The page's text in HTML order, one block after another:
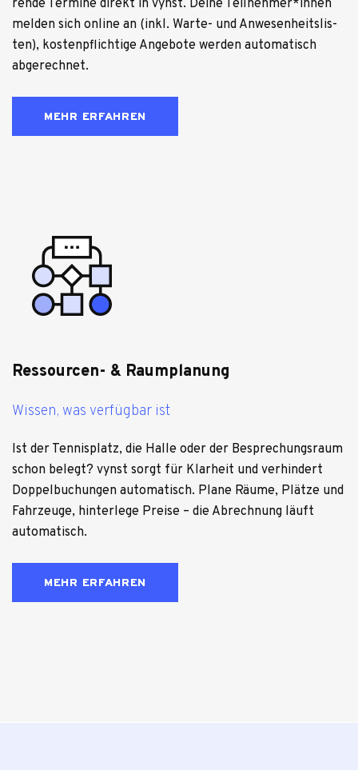
rende Ter­mine direkt in vynst. Deine Teilnehmer*innen
mel­den sich online an (inkl. Warte- und Anwe­sen­heits­lis­
ten), kos­ten­pflich­tige Ange­bote wer­den auto­ma­tisch
abge­rech­net.
MEHR ERFAHREN
Ressourcen- & Raumplanung
Wissen, was verfügbar ist
Ist der Ten­nis­platz, die Halle oder der Bespre­chungs­raum
schon belegt? vynst sorgt für Klar­heit und ver­hin­dert
Dop­pel­bu­chun­gen auto­ma­tisch. Plane Räume, Plätze und
Fahr­zeuge, hin­ter­lege Preise – die Abrech­nung läuft
auto­ma­tisch.
MEHR ERFAHREN